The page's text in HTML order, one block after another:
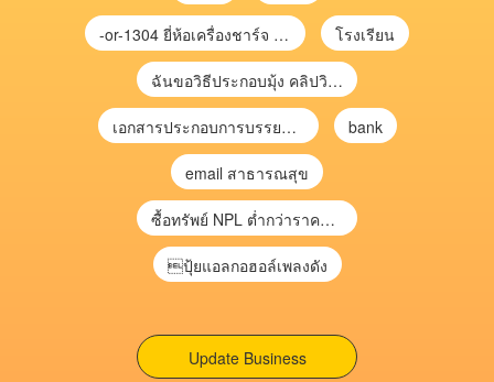
-or-1304 ยี่ห้อเครื่องชาร์จ chargecore โรงเรียน
ฉันขอวิธีประกอบมุ้ง คลิปวิดีโอ การประกอบมุ้ง
เอกสารประกอบการบรรยาย การประเมินความเสี่ยงเพื่อวางแผนการตรวจสอบ \ bank
email สาธารณสุข
ซื้อทรัพย์ NPL ต่ำกว่าราคาตลาด 30-70% แบบไม่ต้องไปประมูล”
ปุ้ยแอลกอฮอล์เพลงดัง
Update Business